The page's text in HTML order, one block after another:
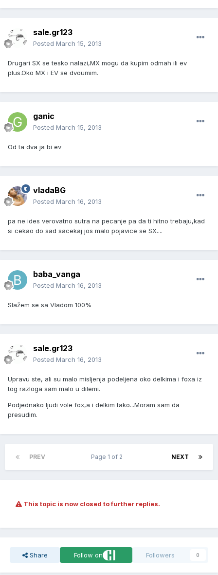
sale.gr123
Posted March 15, 2013
Drugari SX se tesko nalazi,MX mogu da kupim odmah ili ev
plus.Oko MX i EV se dvoumim.
ganic
Posted March 15, 2013
Od ta dva ja bi ev
vladaBG
Posted March 16, 2013
pa ne ides verovatno sutra na pecanje pa da ti hitno trebaju,kad
si cekao do sad sacekaj jos malo pojavice se SX....
baba_vanga
Posted March 16, 2013
Slažem se sa Vladom 100%
sale.gr123
Posted March 16, 2013
Upravu ste, ali su malo misljenja podeljena oko delkima i foxa iz
tog razloga sam malo u dilemi.
Podjednako ljudi vole fox,a i delkim tako...Moram sam da
presudim.
PREV NEXT
Page 1 of 2
This topic is now closed to further replies.
Share Follow on Followers 0